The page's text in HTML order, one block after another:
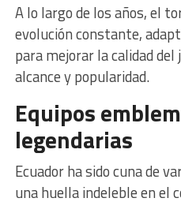
A lo largo de los años, el
evolución constante,
para mejorar la calidad
alcance y popularidad.
Equipos
legendarias
Ecuador ha sido cuna de
una huella indeleble en el